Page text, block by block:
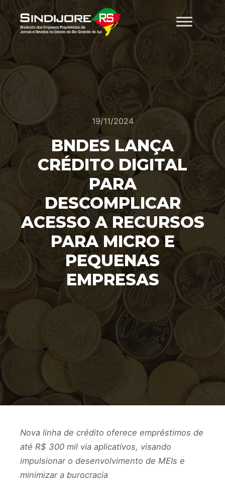
19/11/2024
BNDES LANÇA
CRÉDITO DIGITAL
PARA
DESCOMPLICAR
ACESSO A RECURSOS
PARA MICRO E
PEQUENAS
EMPRESAS
Nova linha de crédito oferece empréstimos de
até R$ 300 mil via aplicativos, visando
impulsionar o desenvolvimento de MEIs e
minimizar a burocracia